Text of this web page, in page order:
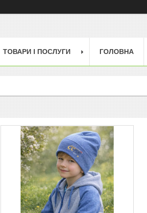
ТОВАРИ І ПОСЛУГИ ГОЛОВНА